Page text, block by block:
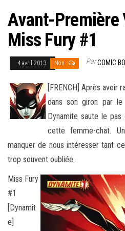
Avant-Première
Miss Fury #1
4 avril 2013 Non ParCOMIC
[FRENCH] Après avoir
dans son giron par
Dynamite saute le
cette femme-chat.
manquer de nous intéresser tant
trop souvent oubliée…
Miss Fury
#1
[Dynamit
e]